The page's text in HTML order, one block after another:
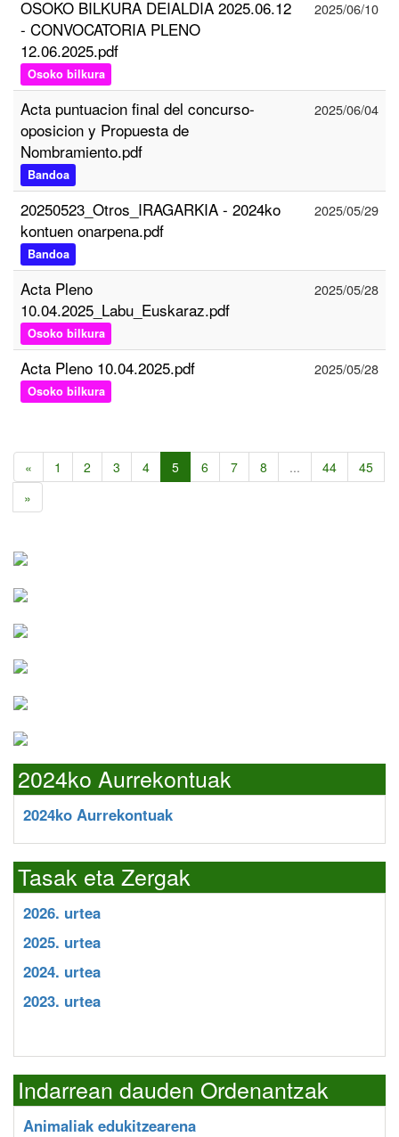
OSOKO BILKURA DEIALDIA 2025.06.12
- CONVOCATORIA PLENO
12.06.2025.pdf
Osoko bilkura
2025/06/10
Acta puntuacion final del concurso-
oposicion y Propuesta de
Nombramiento.pdf
Bandoa
2025/06/04
20250523_Otros_IRAGARKIA - 2024ko
kontuen onarpena.pdf
Bandoa
2025/05/29
Acta Pleno
10.04.2025_Labu_Euskaraz.pdf
Osoko bilkura
2025/05/28
Acta Pleno 10.04.2025.pdf
Osoko bilkura
2025/05/28
« 1 2 3 4 5 6 7 8 ... 44
45
»
2024ko Aurrekontuak
2024ko Aurrekontuak
Tasak eta Zergak
2026. urtea
2025. urtea
2024. urtea
2023. urtea
Indarrean dauden Ordenantzak
Animaliak edukitzearena